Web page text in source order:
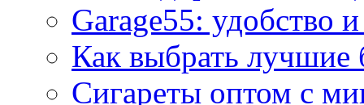
Garage55: удобство
Как выбрать
Сигареты оптом с